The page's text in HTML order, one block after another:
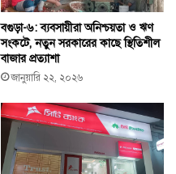
বগুড়া-৬: ব্যবসায়ীরা অনিশ্চয়তা ও ঋণ
সংকটে, নতুন সরকারের কাছে স্থিতিশীল
বাজার প্রত্যাশা
জানুয়ারি ২২, ২০২৬